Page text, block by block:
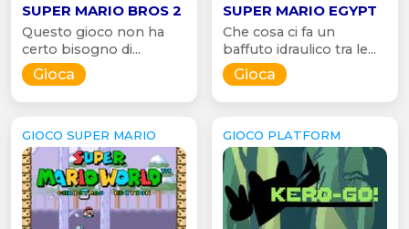
SUPER MARIO BROS 2
Questo gioco non ha
certo bisogno di...
Gioca
SUPER MARIO EGYPT
Che cosa ci fa un
baffuto idraulico tra le...
Gioca
GIOCO SUPER MARIO GIOCO PLATFORM